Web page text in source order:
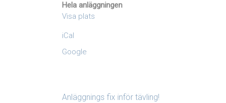
Hela anläggningen
Visa plats
iCal
Google
Anläggnings fix inför tävling!